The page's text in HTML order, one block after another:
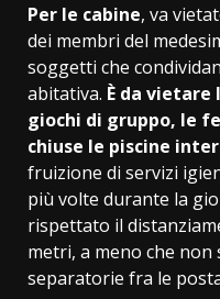
Per le cabine, va
dei membri del
soggetti che
abitativa. È da
giochi di gruppo, le
chiuse le piscine
fruizione di servizi
più volte durante la
rispettato il
metri, a meno che
separatorie fra le